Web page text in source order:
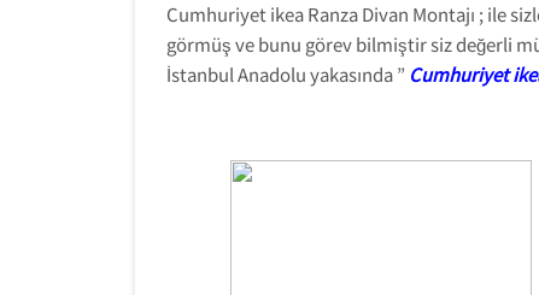
Cumhuriyet ikea Ranza Divan Montajı ; ile
görmüş ve bunu görev bilmiştir siz değerli
İstanbul Anadolu yakasında ” Cumhuriyet